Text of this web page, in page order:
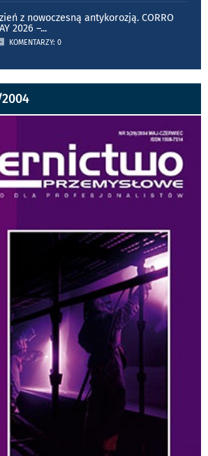
z nowoczesną antykorozją. CORRO
2026 –...
KOMENTARZY: 0